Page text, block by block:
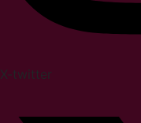
X-twitter